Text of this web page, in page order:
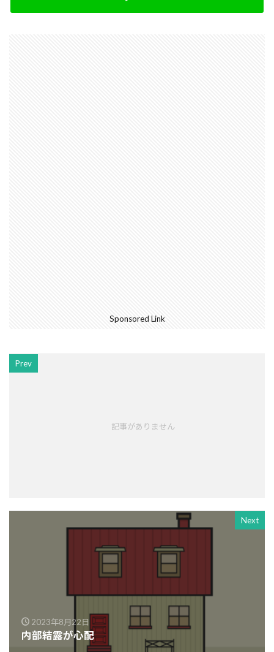
Sponsored Link
Prev
記事がありません
Next
2023年8月22日
内部結露が心配